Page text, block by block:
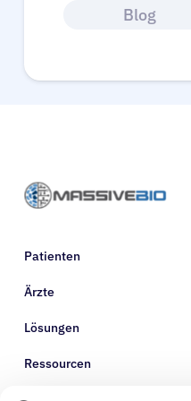
Blog
Patienten
Ärzte
Lösungen
Ressourcen